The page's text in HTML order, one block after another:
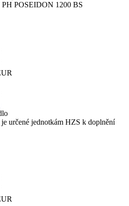
PH POSEIDON 1200 BS
určené jednotkám HZS k doplnění